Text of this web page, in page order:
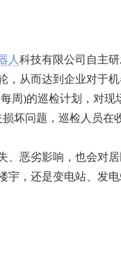
人 科技有限公司自主
从而达到企业对于机
周)的巡检计划，对
坏问题，巡检人员
恶劣影响，也会对
，还是变电站、发